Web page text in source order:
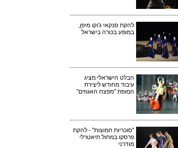
להקת סנקאי ג'וקו מיפן,
במופע בכורה בישראל
הבלט הישראלי מציג
עיבוד מחודש ליצירת
המופת "מפצח האגוזים"
"סוכריות חמוצות" - להקת
פרסקו במחול תיאטרלי
מודרני